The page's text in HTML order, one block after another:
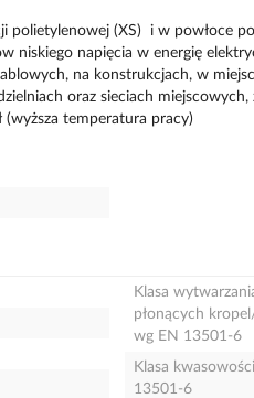
polietylenowej (XS) i w powłoce
niskiego napięcia w energię
na konstrukcjach, w
oraz sieciach
(wyższa temperatura pracy)
Klasa
płonących
wg EN 13501-6
Klasa
13501-6